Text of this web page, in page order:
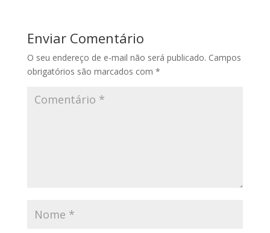
Enviar Comentário
O seu endereço de e-mail não será publicado. Campos
obrigatórios são marcados com *